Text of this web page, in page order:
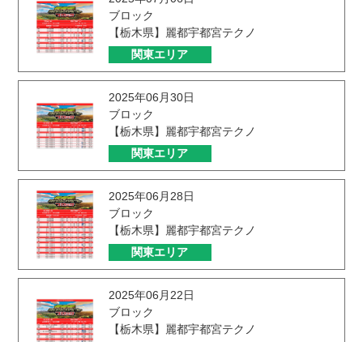
ブロック
【栃木県】麗都宇都宮テクノ
関東エリア
2025年06月30日
ブロック
【栃木県】麗都宇都宮テクノ
関東エリア
2025年06月28日
ブロック
【栃木県】麗都宇都宮テクノ
関東エリア
2025年06月22日
ブロック
【栃木県】麗都宇都宮テクノ